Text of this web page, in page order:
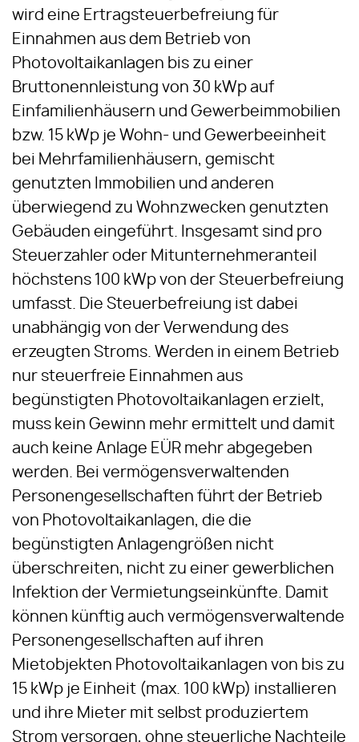
wird eine Ertragsteuerbefreiung für
Einnahmen aus dem Betrieb von
Photovoltaikanlagen bis zu einer
Bruttonennleistung von 30 kWp auf
Einfamilienhäusern und Gewerbeimmobilien
bzw. 15 kWp je Wohn- und Gewerbeeinheit
bei Mehrfamilienhäusern, gemischt
genutzten Immobilien und anderen
überwiegend zu Wohnzwecken genutzten
Gebäuden eingeführt. Insgesamt sind pro
Steuerzahler oder Mitunternehmeranteil
höchstens 100 kWp von der Steuerbefreiung
umfasst. Die Steuerbefreiung ist dabei
unabhängig von der Verwendung des
erzeugten Stroms. Werden in einem Betrieb
nur steuerfreie Einnahmen aus
begünstigten Photovoltaikanlagen erzielt,
muss kein Gewinn mehr ermittelt und damit
auch keine Anlage EÜR mehr abgegeben
werden. Bei vermögensverwaltenden
Personengesellschaften führt der Betrieb
von Photovoltaikanlagen, die die
begünstigten Anlagengrößen nicht
überschreiten, nicht zu einer gewerblichen
Infektion der Vermietungseinkünfte. Damit
können künftig auch vermögensverwaltende
Personengesellschaften auf ihren
Mietobjekten Photovoltaikanlagen von bis zu
15 kWp je Einheit (max. 100 kWp) installieren
und ihre Mieter mit selbst produziertem
Strom versorgen, ohne steuerliche Nachteile